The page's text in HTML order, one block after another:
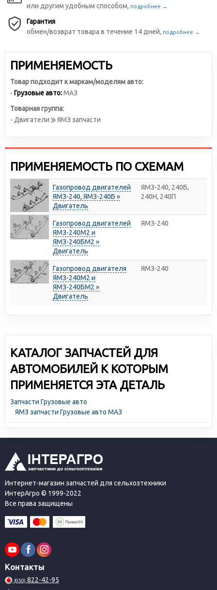
или другим удобным способом, подробнее →
Гарантия
обмен/возврат товара в течение 14 дней, подробнее →
ПРИМЕНЯЕМОСТЬ
Товар подходит к маркам/моделям авто:
- Грузовые авто:МАЗ
Товарная группа:
- Двигатели
ЯМЗ запчасти
ПРИМЕНЯЕМОСТЬ ПО СХЕМАМ
Газопровод двигателей
ЯМЗ-240, ЯМЗ-240Б »
Двигатель
ЯМЗ-240, 240Б,
240Н, 240П
Газопровод двигателей
ЯМЗ-240М2 и
ЯМЗ-240БМ2 »
Двигатель
ЯМЗ-240
Газопровод двигателя
ЯМЗ-240М2 и
ЯМЗ-240БМ2 »
Двигатель
ЯМЗ-240
КАТАЛОГ ЗАПЧАСТЕЙ ДЛЯ
АВТОМОБИЛЕЙ К КОТОРЫМ
ПРИМЕНЯЕТСЯ ЭТА ДЕТАЛЬ
Запчасти Грузовые авто
ЯМЗ запчасти Грузовые авто МАЗ
Интернет-магазин запчастей для сельхозтехники
ИнтерАгро © 1999-2022
Все права защищены
Контакты
(050) 822-42-95